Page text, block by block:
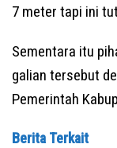
7 meter tapi ini
Sementara itu
galian tersebut
Pemerintah
Berita Terkait